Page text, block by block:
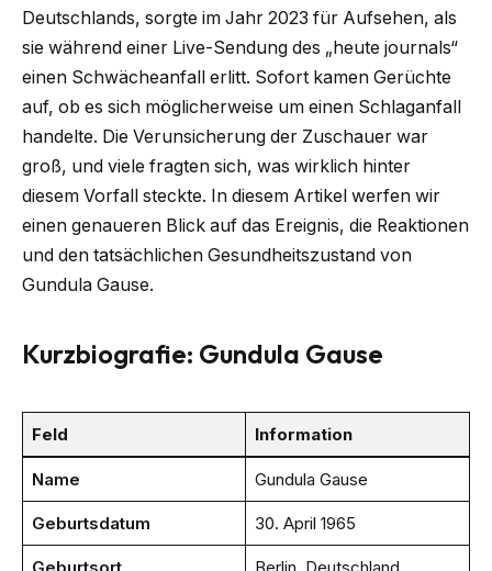
Deutschlands, sorgte im Jahr 2023 für Aufsehen, als
sie während einer Live-Sendung des „heute journals“
einen Schwächeanfall erlitt. Sofort kamen Gerüchte
auf, ob es sich möglicherweise um einen Schlaganfall
handelte. Die Verunsicherung der Zuschauer war
groß, und viele fragten sich, was wirklich hinter
diesem Vorfall steckte. In diesem Artikel werfen wir
einen genaueren Blick auf das Ereignis, die Reaktionen
und den tatsächlichen Gesundheitszustand von
Gundula Gause.
Kurzbiografie: Gundula Gause
Feld Information
Name Gundula Gause
Geburtsdatum 30. April 1965